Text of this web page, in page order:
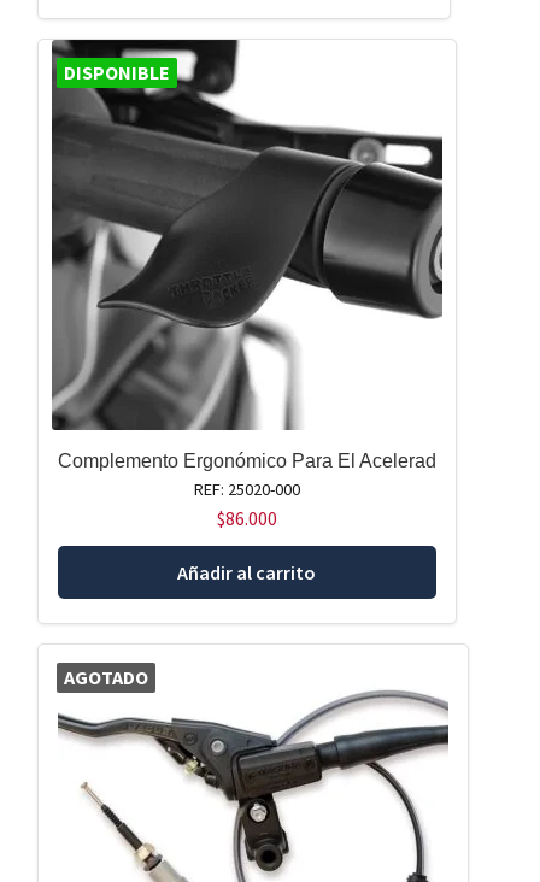
DISPONIBLE
Complemento Ergonómico Para El Acelerad
REF: 25020-000
$86.000
Añadir al carrito
AGOTADO